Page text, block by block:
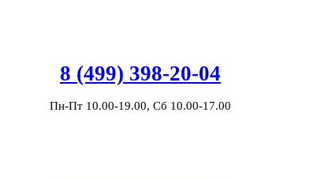
8 (499) 398-20-04
Пн-Пт 10.00-19.00, Сб 10.00-17.00